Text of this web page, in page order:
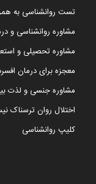
تست روانشناسی به
مشاوره روانشناسی و
مشاوره تحصیلی و
معجزه برای درمان
مشاوره جنسی و لذت
اختلال روان ترسناک
کلیپ روانشناسی